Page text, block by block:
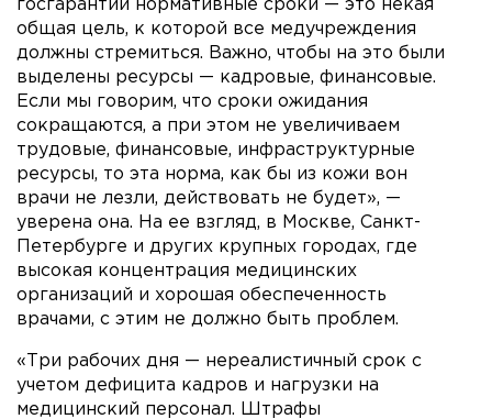
госгарантий нормативные сроки — это некая
общая цель, к которой все медучреждения
должны стремиться. Важно, чтобы на это были
выделены ресурсы — кадровые, финансовые.
Если мы говорим, что сроки ожидания
сокращаются, а при этом не увеличиваем
трудовые, финансовые, инфраструктурные
ресурсы, то эта норма, как бы из кожи вон
врачи не лезли, действовать не будет», —
уверена она. На ее взгляд, в Москве, Санкт-
Петербурге и других крупных городах, где
высокая концентрация медицинских
организаций и хорошая обеспеченность
врачами, с этим не должно быть проблем.
«Три рабочих дня — нереалистичный срок с
учетом дефицита кадров и нагрузки на
медицинский персонал. Штрафы